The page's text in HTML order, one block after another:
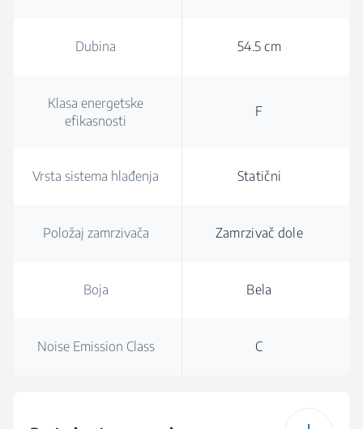
Dubina 54.5 cm
Klasa energetske
efikasnosti
F
Vrsta sistema hlađenja Statični
Položaj zamrzivača Zamrzivač dole
Boja Bela
Noise Emission Class C